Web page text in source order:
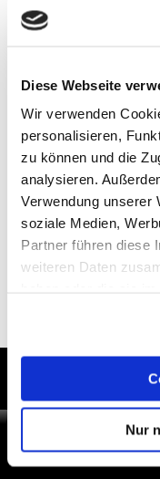
Diese Webseite
Wir verwenden
personalisieren,
zu können und die
analysieren.
Verwendung unserer
soziale Medien,
Partner führen diese
weiteren Daten
Nur
Zino Davidoff (1906 – 94),
unsere
Wir denken und
wirtschaftlich und
Auftraggeber. Das ist
Hier im Revier
Denglisch. Deshalb
„Storytelling“ die
Genug: Lang und
hell der durch
Startseite